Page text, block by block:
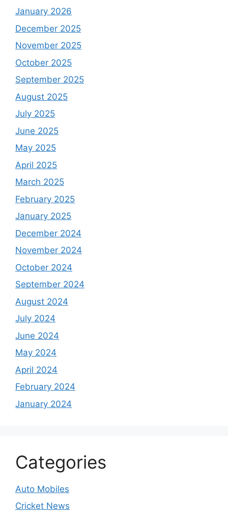
January 2026
December 2025
November 2025
October 2025
September 2025
August 2025
July 2025
June 2025
May 2025
April 2025
March 2025
February 2025
January 2025
December 2024
November 2024
October 2024
September 2024
August 2024
July 2024
June 2024
May 2024
April 2024
February 2024
January 2024
Categories
Auto Mobiles
Cricket News